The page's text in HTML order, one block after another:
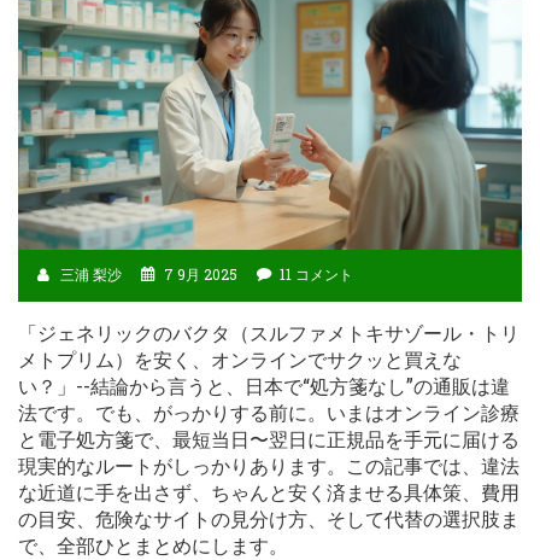
三浦 梨沙 7 9月 2025 11 コメント
「ジェネリックのバクタ（スルファメトキサゾール・トリ
メトプリム）を安く、オンラインでサクッと買えな
い？」--結論から言うと、日本で“処方箋なし”の通販は違
法です。でも、がっかりする前に。いまはオンライン診療
と電子処方箋で、最短当日〜翌日に正規品を手元に届ける
現実的なルートがしっかりあります。この記事では、違法
な近道に手を出さず、ちゃんと安く済ませる具体策、費用
の目安、危険なサイトの見分け方、そして代替の選択肢ま
で、全部ひとまとめにします。